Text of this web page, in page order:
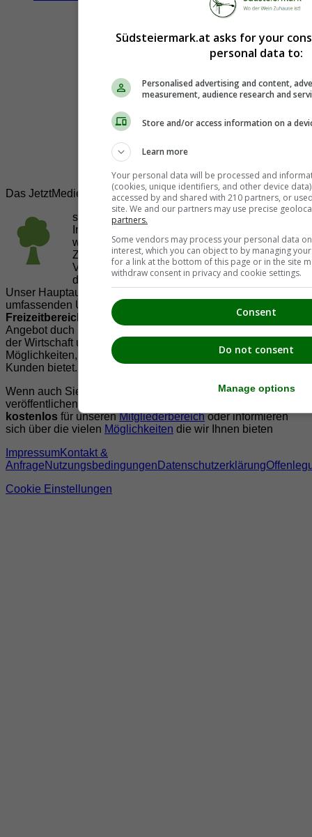
Das JetztMedien.com Medien Netzwerk
suedsteiermark.at ist eine von vielen
Internetadressen der
welche es sich zur Aufgabe gemacht hat, in
Zusammenarbeit mit regionalen Firmen,
Vereinen und Institutionen dieVielfälltigkeit
der Region Südsteiermark zu präsentieren.
Unser Hauptaugenmerk liegt dabei, der Bevölkerung einen
umfassenden Überblick der Möglichkeiten im
Freizeitbereich
zu vermittelt. Abgerundet wird dieses
Angebot duch Informationen zur regionalen
der Wirtschaft und der Präsentation der zahlreichen
Möglichkeiten, welche die
regionale Wirtschaftihren
Kunden bietet.
Wenn auch Sie Ihre Informationen auf suedsteiermark.at
veröffentlichen wollen, registrieren Sie sich doch gleich
kostenlos für unserenMitgliederbereichoder informieren
sich über die vielen Möglichkeiten die wir Ihnen bieten
ImpressumKontakt &
AnfrageNutzungsbedingungen Datenschutzerklärung
Cookie Einstellungen
Südsteiermark.at asks for your
personal data to:
Personalised advertising and content,
measurement, audience research and
Store and/or access information on a
Learn more
Your personal data will be processed and
(cookies, unique identifiers, and other device
accessed by and shared with 210 partners, or
site. We and our partners may use precise
partners.
Some vendors may process your personal data
interest, which you can object to by managing
for a link at the bottom of this page or in the site
withdraw consent in privacy and cookie settings.
Consent
Do not consent
Manage options